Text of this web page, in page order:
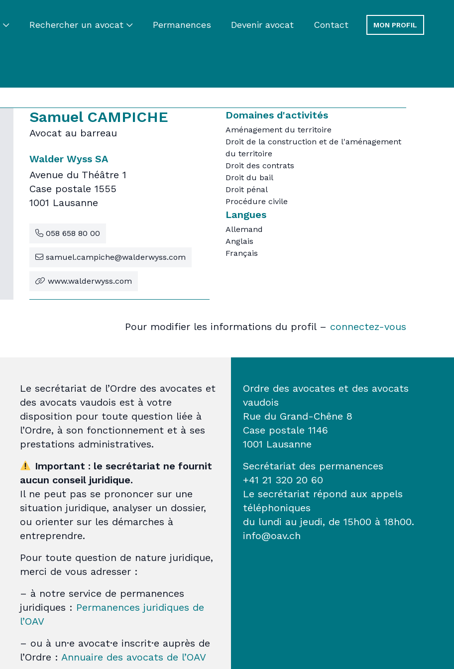
Rechercher un avocat Permanences Devenir avocat Contact MON PROFIL
Samuel CAMPICHE
Avocat au barreau
Walder Wyss SA
Avenue du Théâtre 1
Case postale 1555
1001 Lausanne
058 658 80 00
samuel.campiche@walderwyss.com
www.walderwyss.com
Domaines d'activités
Aménagement du territoire
Droit de la construction et de l'aménagement
du territoire
Droit des contrats
Droit du bail
Droit pénal
Procédure civile
Langues
Allemand
Anglais
Français
Pour modifier les informations du profil – connectez-vous
Le secrétariat de l’Ordre des avocates et
des avocats vaudois est à votre
disposition pour toute question liée à
l’Ordre, à son fonctionnement et à ses
prestations administratives.
Important : le secrétariat ne fournit
aucun conseil juridique.
Il ne peut pas se prononcer sur une
situation juridique, analyser un dossier,
ou orienter sur les démarches à
entreprendre.
Pour toute question de nature juridique,
merci de vous adresser :
– à notre service de permanences
juridiques : Permanences juridiques de
l’OAV
– ou à un·e avocat·e inscrit·e auprès de
l’Ordre : Annuaire des avocats de l’OAV
Ordre des avocates et des avocats
vaudois
Rue du Grand-Chêne 8
Case postale 1146
1001 Lausanne
Secrétariat des permanences
+41 21 320 20 60
Le secrétariat répond aux appels
téléphoniques
du lundi au jeudi, de 15h00 à 18h00.
info@oav.ch